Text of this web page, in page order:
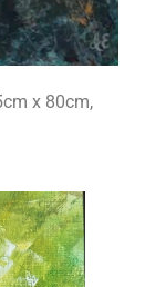
x 80cm,